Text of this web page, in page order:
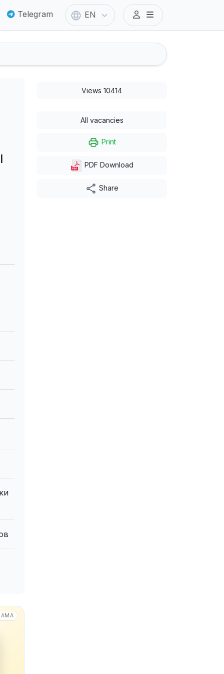
Telegram EN
Views 10414
All vacancies
Print
PDF Download
Share